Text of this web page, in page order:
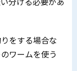
をする場合な
ワームを使う